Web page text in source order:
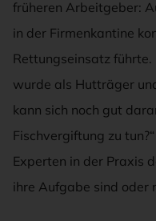
früheren Arbeitgeber:
in der Firmenkantine
Rettungseinsatz führte.
wurde als Hutträger
kann sich noch gut
Fischvergiftung zu
Experten in der Praxis
ihre Aufgabe sind oder